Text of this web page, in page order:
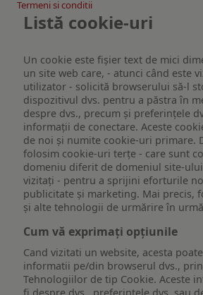
Termeni si conditii
Listă cookie-uri
Un cookie este fişier text de mici
un site web care, - atunci când este
utilizator - solicită browserului să-l
dispozitivul dvs. pentru a păstra în
despre dvs., precum și preferințele
informații de conectare. Aceste
de noi și numite cookie-uri primare.
folosim cookie-uri terțe - care sunt
domeniu diferit de domeniul site-
vizitați - pentru a sprijini eforturile
publicitate și marketing. Mai precis,
și alte tehnologii de urmărire în
Cum vă exprimați opțiunile
Cand vizitati un website, acesta
informatii pe/din browserul dvs.,
Tehnologiilor de tip Cookie. Aceste